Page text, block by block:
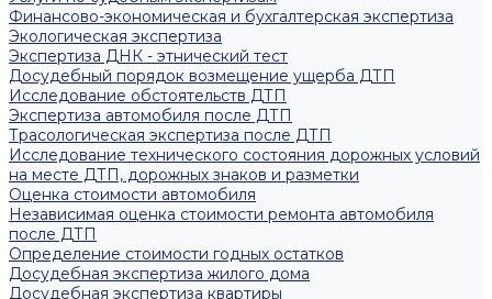
Финансово-экономическая и бухгалтерская экспертиза
Экологическая экспертиза
Экспертиза ДНК - этнический тест
Досудебный порядок возмещение ущерба ДТП
Исследование обстоятельств ДТП
Экспертиза автомобиля после ДТП
Трасологическая экспертиза после ДТП
Исследование технического состояния дорожных условий
на месте ДТП, дорожных знаков и разметки
Оценка стоимости автомобиля
Независимая оценка стоимости ремонта автомобиля
после ДТП
Определение стоимости годных остатков
Досудебная экспертиза жилого дома
Досудебная экспертиза квартиры